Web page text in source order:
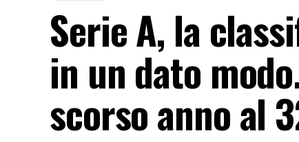
Serie A, la
in un dato
scorso anno al